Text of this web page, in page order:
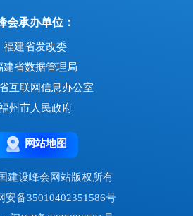
会承办单位：
福建省发改委
建省数据管理局
互联网信息办公室
州市人民政府
网站地图
建设峰会网站版权所有
安备35010402351586号